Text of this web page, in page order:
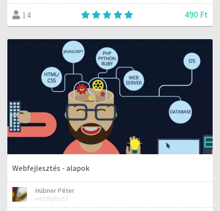
14 490 Ft
Webfejlesztés - alapok
Hübner Péter
webfejlesztő